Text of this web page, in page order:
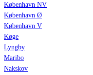
København NV
København Ø
København V
Køge
Lyngby
Maribo
Nakskov